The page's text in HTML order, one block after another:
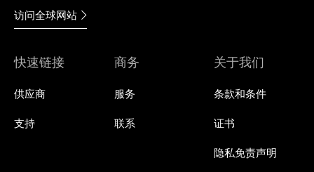
访问全球网站
快速链接
供应商
支持
商务
服务
联系
关于我们
条款和条件
证书
隐私免责声明